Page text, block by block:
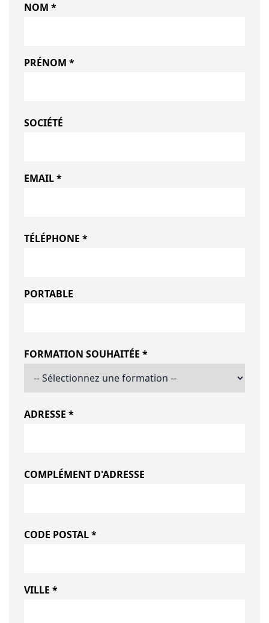
NOM *
PRÉNOM *
SOCIÉTÉ
EMAIL *
TÉLÉPHONE *
PORTABLE
FORMATION SOUHAITÉE *
ADRESSE *
COMPLÉMENT D'ADRESSE
CODE POSTAL *
VILLE *